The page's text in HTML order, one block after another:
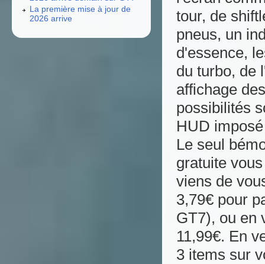
La première mise à jour de
2026 arrive
tour, de
pneus, un
d'essence,
du turbo, de
affichage
possibilités
HUD
Le seul
gratuite
viens de
3,79€ pour
GT7), ou en
11,99€. En
3 items sur